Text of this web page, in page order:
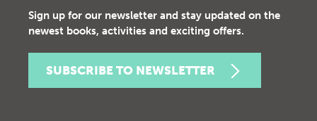
Sign up for our newsletter and stay updated on the
newest books, activities and exciting offers.
SUBSCRIBE TO NEWSLETTER